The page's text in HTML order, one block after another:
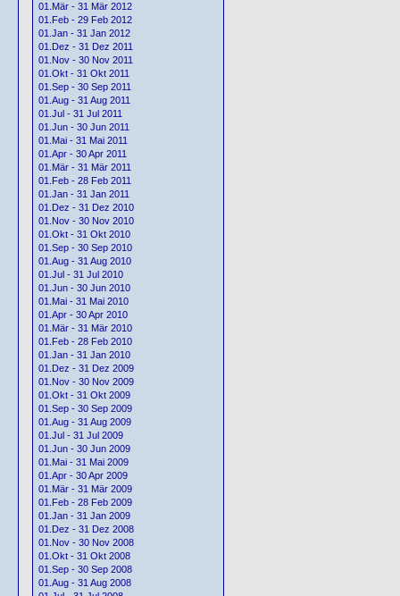
01.Mär - 31 Mär 2012
01.Feb - 29 Feb 2012
01.Jan - 31 Jan 2012
01.Dez - 31 Dez 2011
01.Nov - 30 Nov 2011
01.Okt - 31 Okt 2011
01.Sep - 30 Sep 2011
01.Aug - 31 Aug 2011
01.Jul - 31 Jul 2011
01.Jun - 30 Jun 2011
01.Mai - 31 Mai 2011
01.Apr - 30 Apr 2011
01.Mär - 31 Mär 2011
01.Feb - 28 Feb 2011
01.Jan - 31 Jan 2011
01.Dez - 31 Dez 2010
01.Nov - 30 Nov 2010
01.Okt - 31 Okt 2010
01.Sep - 30 Sep 2010
01.Aug - 31 Aug 2010
01.Jul - 31 Jul 2010
01.Jun - 30 Jun 2010
01.Mai - 31 Mai 2010
01.Apr - 30 Apr 2010
01.Mär - 31 Mär 2010
01.Feb - 28 Feb 2010
01.Jan - 31 Jan 2010
01.Dez - 31 Dez 2009
01.Nov - 30 Nov 2009
01.Okt - 31 Okt 2009
01.Sep - 30 Sep 2009
01.Aug - 31 Aug 2009
01.Jul - 31 Jul 2009
01.Jun - 30 Jun 2009
01.Mai - 31 Mai 2009
01.Apr - 30 Apr 2009
01.Mär - 31 Mär 2009
01.Feb - 28 Feb 2009
01.Jan - 31 Jan 2009
01.Dez - 31 Dez 2008
01.Nov - 30 Nov 2008
01.Okt - 31 Okt 2008
01.Sep - 30 Sep 2008
01.Aug - 31 Aug 2008